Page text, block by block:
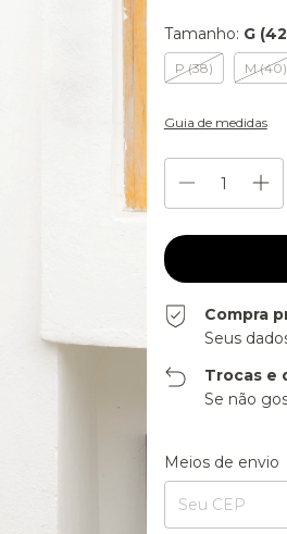
Tamanho: G
P (38) M (40)
Guia de medidas
Compra
Seus
Trocas e
Se não
Entregas para o
Meios de envio